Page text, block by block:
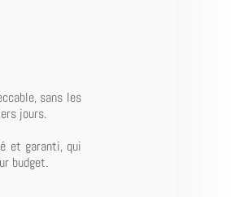
sans les
jours.
et garanti, qui
budget.